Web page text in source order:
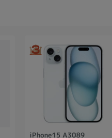
iPhone15 A3089